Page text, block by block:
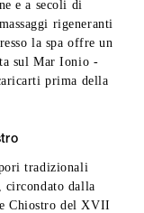
e a secoli di
rigeneranti
la spa offre un
sul Mar Ionio -
prima della
tradizionali
dalla
Chiostro del XVII